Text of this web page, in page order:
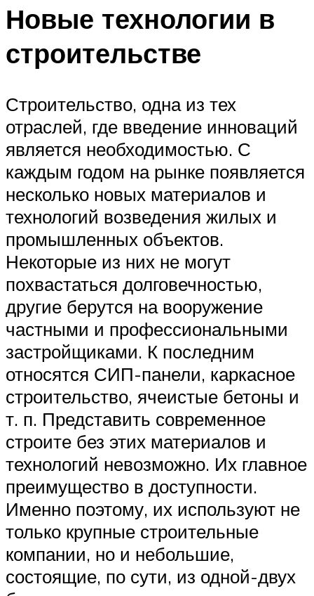
Новые технологии в
строительстве
Строительство, одна из тех
отраслей, где введение инноваций
является необходимостью. С
каждым годом на рынке появляется
несколько новых материалов и
технологий возведения жилых и
промышленных объектов.
Некоторые из них не могут
похвастаться долговечностью,
другие берутся на вооружение
частными и профессиональными
застройщиками. К последним
относятся СИП-панели, каркасное
строительство, ячеистые бетоны и
т. п. Представить современное
строите без этих материалов и
технологий невозможно. Их главное
преимущество в доступности.
Именно поэтому, их используют не
только крупные строительные
компании, но и небольшие,
состоящие, по сути, из одной-двух